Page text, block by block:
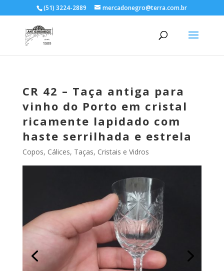
(51) 3224-2889 mercadonegro@terra.com.br
CR 42 – Taça antiga para
vinho do Porto em cristal
ricamente lapidado com
haste serrilhada e estrela
Copos, Cálices, Taças, Cristais e Vidros